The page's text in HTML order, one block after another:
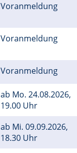
Voranmeldung
Voranmeldung
Voranmeldung
ab Mo. 24.08.2026,
19.00 Uhr
ab Mi. 09.09.2026,
18.30 Uhr